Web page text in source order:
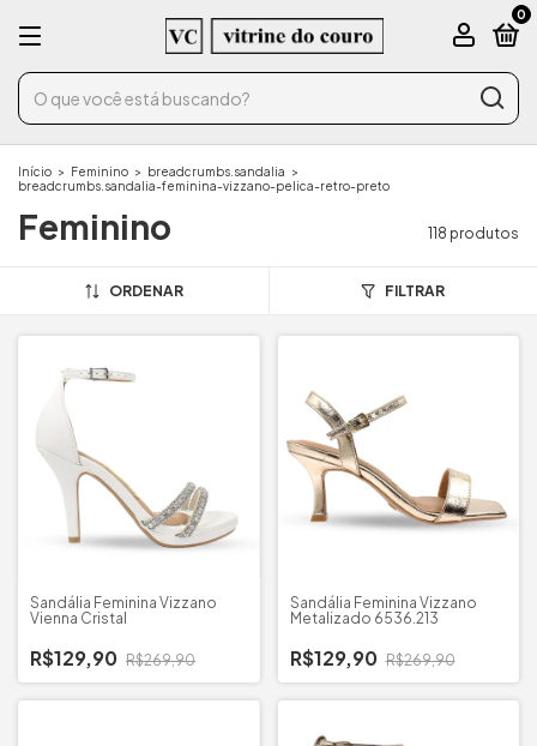
0
Início > Feminino > breadcrumbs.sandalia >
breadcrumbs.sandalia-feminina-vizzano-pelica-retro-preto
Feminino 118 produtos
ORDENAR FILTRAR
Sandália Feminina Vizzano
Vienna Cristal
R$129,90 R$269,90
Sandália Feminina Vizzano
Metalizado 6536.213
R$129,90 R$269,90